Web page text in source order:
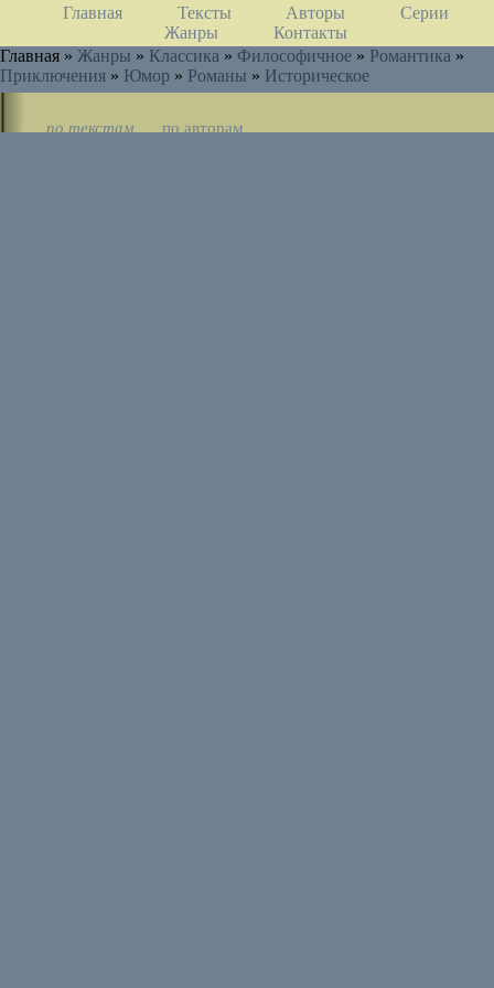
Главная Тексты Авторы
Серии
Жанры
Контакты
Главная » Жанры » Классика » Философичное » Романтика »
Приключения » Юмор » Романы » Историческое
по текстам
по авторам